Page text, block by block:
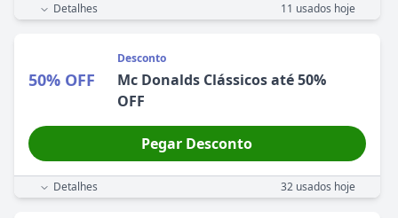
Detalhes 11 usados hoje
50% OFF
Desconto
Mc Donalds Clássicos até 50%
OFF
Pegar Desconto
Detalhes 32usados hoje